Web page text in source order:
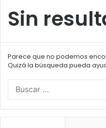
Sin
Parece que no podemos
Quizá la búsqueda pueda